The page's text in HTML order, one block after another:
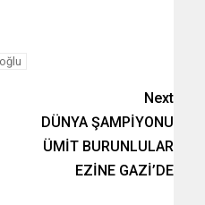
Next
DÜNYA ŞAMPİYONU
ÜMİT BURUNLULAR
EZİNE GAZİ’DE